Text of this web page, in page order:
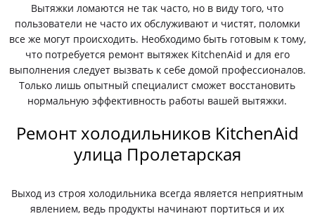
Вытяжки ломаются не так часто, но в виду того, что
пользователи не часто их обслуживают и чистят, поломки
все же могут происходить. Необходимо быть готовым к тому,
что потребуется ремонт вытяжек KitchenAid и для его
выполнения следует вызвать к себе домой профессионалов.
Только лишь опытный специалист сможет восстановить
нормальную эффективность работы вашей вытяжки.
Ремонт холодильников KitchenAid
улица Пролетарская
Выход из строя холодильника всегда является неприятным
явлением, ведь продукты начинают портиться и их